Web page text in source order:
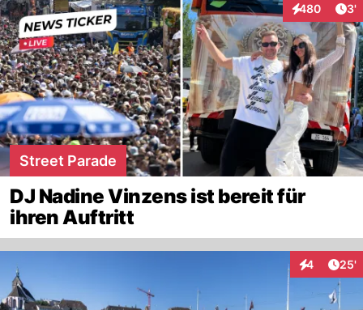
480
Interaktionen
3'
Street Parade
DJ Nadine Vinzens ist bereit für
ihren Auftritt
4 25'